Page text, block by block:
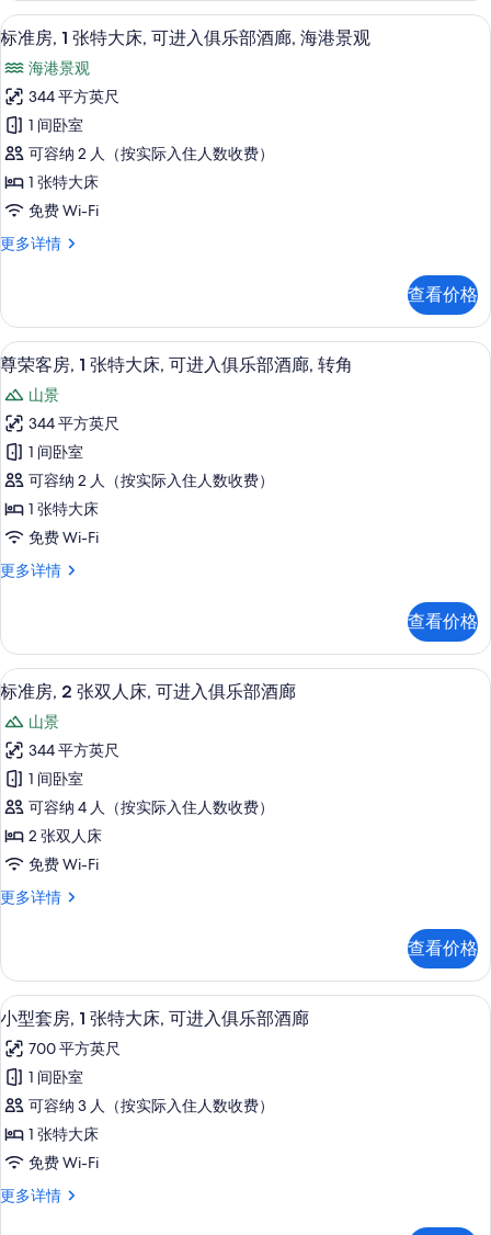
所
有
照
片
双
人
更
多
信
息
显
标
准
房,
1
张
特
大
可
进
入
俱
乐
部
酒
廊,
海
港
的
所
有
照
片
淋浴设施、大花洒淋浴喷头、免费洗
7
标准房, 1 张特大床, 可进入俱乐部酒廊, 海港景观
海港景观
344 平方英尺
1 间卧室
可容纳 2 人（按实际入住人数收费）
1 张特大床
免费 Wi-Fi
更多详情
标
张
特
大
床,
可
进
入
俱
乐
部
酒
廊,
港
更
多
信
息
查看价格
显
示
尊
荣
客
房,
1
张
特
床,
可
进
入
俱
乐
部
酒
廊,
转
所
有
照
片
迷你吧、客房内保险箱、办公桌、笔
7
尊荣客房, 1 张特大床, 可进入俱乐部酒廊, 转角
山景
344 平方英尺
1 间卧室
可容纳 2 人（按实际入住人数收费）
1 张特大床
免费 Wi-Fi
更多详情
尊
1
张
特
床,
可
进
入
俱
乐
部
酒
转
多
信
息
查看价格
显
示
标
准
房,
2
张
双
人
可
进
入
俱
乐
部
酒
廊
的
5
标准房, 2 张双人床, 可进入俱乐部酒廊
山景
344 平方英尺
1 间卧室
可容纳 4 人（按实际入住人数收费）
2 张双人床
免费 Wi-Fi
更多详情
标
张
双
人
可
进
入
俱
乐
部
酒
廊
查看价格
显
示
小
型
套
房,
张
淋浴设施、大花洒淋浴喷头、免费洗
7
小型套房, 1 张特大床, 可进入俱乐部酒廊
700 平方英尺
1 间卧室
可容纳 3 人（按实际入住人数收费）
1 张特大床
免费 Wi-Fi
更多详情
小